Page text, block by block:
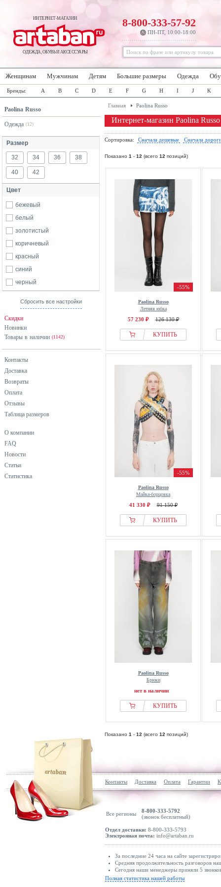
ИНТЕРНЕТ-МАГАЗИН
ОДЕЖДА, ОБУВЬ И АКСЕССУАРЫ
8-800-333-57-92
ПН-ПТ, 10:00-18:00
Женщинам Мужчинам Детям Большие размеры Одежда
Бренды: A B C D E F G H I J K
Paolina Russo
Одежда (12)
Размер
32 34 36 38
40 42
Цвет
бежевый
белый
золотистый
коричневый
красный
синий
черный
Сбросить все настройки
Скидки
Новинки
Товары в наличии (1142)
Контакты
Доставка
Возвраты
Оплата
Отзывы
Таблица размеров
О компании
FAQ
Новости
Статьи
Статистика
Главная Paolina Russo
Интернет-магазин Paolina Russo
Сортировка: Сначала дешевые Сначала
Показано 1 - 12 (всего 12 позиций)
-55%
Paolina Russo
Летняя юбка
57 230 ₽ 126 130 ₽
КУПИТЬ
-55%
Paolina Russo
Майка-борцовка
41 330 ₽ 91 150 ₽
КУПИТЬ
Paolina Russo
Брюки
нет в наличии
КУПИТЬ
Показано 1 - 12 (всего 12 позиций)
Контакты Доставка Оплата Гарантии
Все регионы
8-800-333-5792
(звонок бесплатный)
Отдел доставки: 8-800-333-5793
Электронная почта: info@artaban.ru
За последние 24 часа на сайте
Средняя продолжительность разговоров
Сегодня наши менеджеры приняли 5
Полная статистика нашей работы